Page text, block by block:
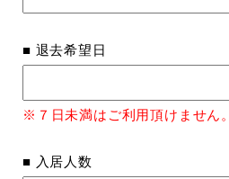
■ 退去希望日
※７日未満はご利用頂けません。
■ 入居人数